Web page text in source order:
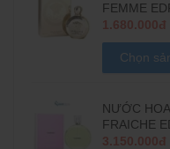
FEMME
1.680.000đ
Chọn
NƯỚC
FRAICHE
3.150.000đ